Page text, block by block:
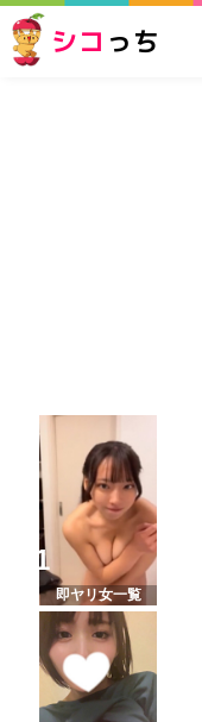
シコ っち
即ヤリ女一覧